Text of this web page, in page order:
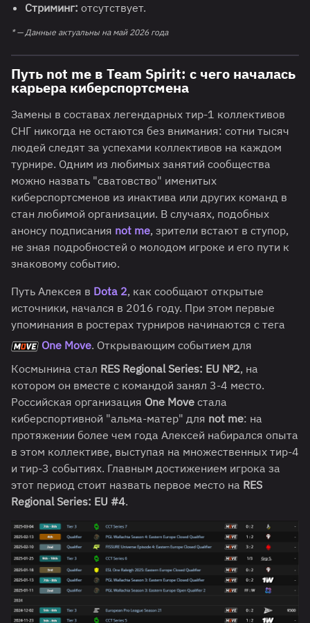
Стриминг: отсутствует.
* — Данные актуальны на май 2026 года
Путь not me в Team Spirit: с чего началась
карьера киберспортсмена
Замены в составах легендарных тир-1 коллективов
СНГ никогда не остаются без внимания: сотни тысяч
людей следят за успехами коллективов на каждом
турнире. Одним из любимых занятий сообщества
можно назвать "сватовство" именитых
киберспортсменов из инактива или других команд в
стан любимой организации. В случаях, подобных
анонсу подписания not me, зрители встают в ступор,
не зная подробностей о молодом игроке и его пути к
знаковому событию.
Путь Алексея в Dota 2, как сообщают открытые
источники, начался в 2016 году. При этом первые
упоминания в ростерах турниров начинаются с тега
One Move. Открывающим событием для
Космынина стал RES Regional Series: EU №2, на
котором он вместе с командой занял 3-4 место.
Российская организация One Move стала
киберспортивной "альма-матер" для not me: на
протяжении более чем года Алексей набирался опыта
в этом коллективе, выступая на множественных тир-4
и тир-3 событиях. Главным достижением игрока за
этот период стоит назвать первое место на RES
Regional Series: EU #4.